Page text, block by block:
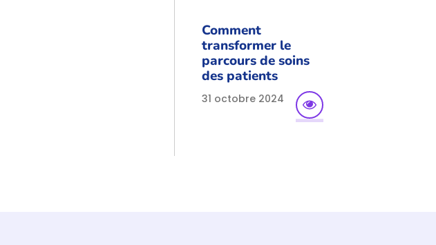
Comment
transformer le
parcours de soins
des patients
31 octobre 2024